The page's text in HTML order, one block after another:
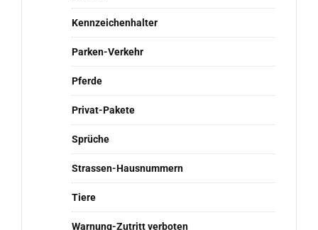
Kennzeichenhalter
Parken-Verkehr
Pferde
Privat-Pakete
Sprüche
Strassen-Hausnummern
Tiere
Warnung-Zutritt verboten